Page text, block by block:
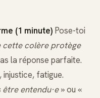
(1 minute) Pose-toi
cette colère protège
la réponse parfaite.
injustice, fatigue.
entendu·e» ou «